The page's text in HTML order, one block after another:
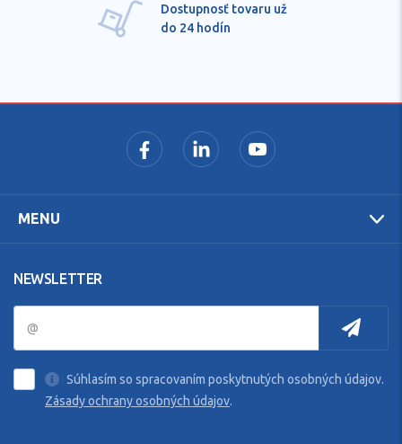
Dostupnosť tovaru už
do 24 hodín
MENU
NEWSLETTER
Súhlasím so spracovaním poskytnutých osobných údajov.
Zásady ochrany osobných údajov.